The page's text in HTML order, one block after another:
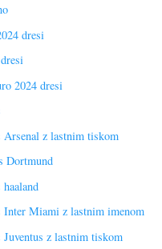
dresi
2024 dresi
Arsenal z lastnim tiskom
Dortmund
Inter Miami z lastnim imenom
Juventus z lastnim tiskom